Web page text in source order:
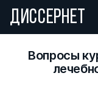
ДИССЕРНЕТ
Вопросы